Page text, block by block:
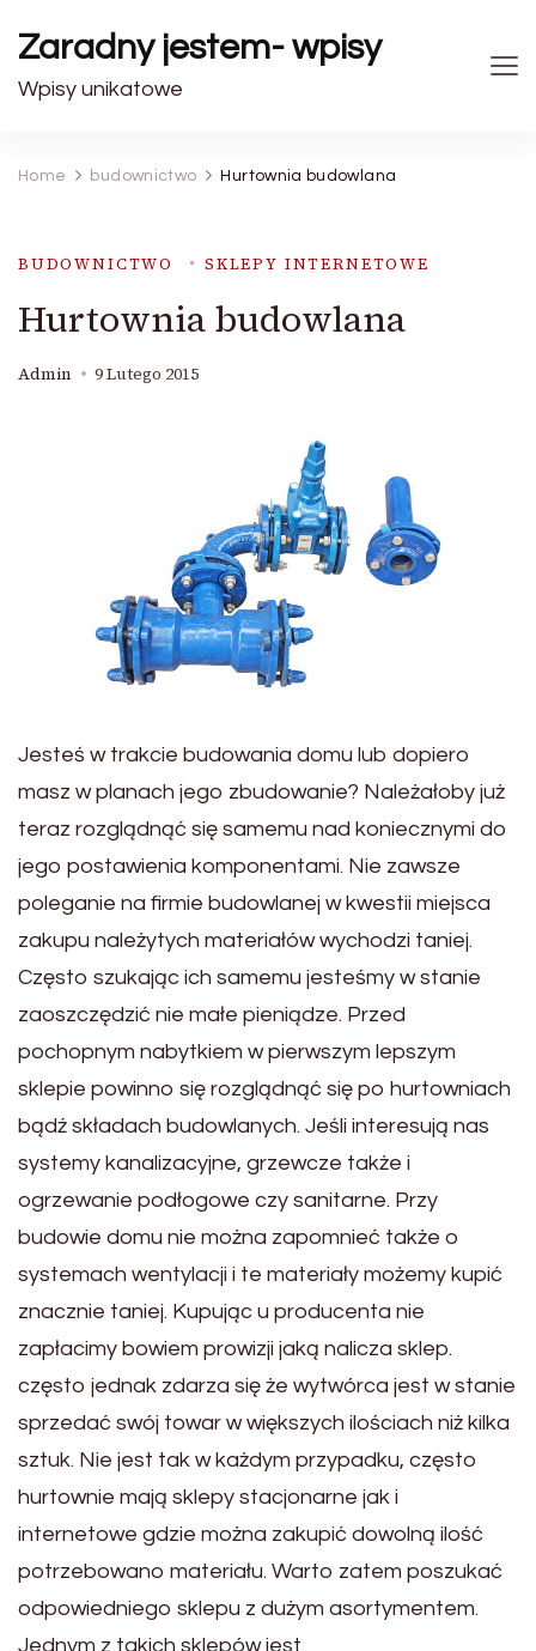
Zaradny jestem- wpisy
Wpisy unikatowe
Home budownictwo Hurtownia budowlana
BUDOWNICTWO SKLEPY INTERNETOWE
Hurtownia budowlana
Admin 9 Lutego 2015
Jesteś w trakcie budowania domu lub dopiero
masz w planach jego zbudowanie? Należałoby już
teraz rozglądnąć się samemu nad koniecznymi do
jego postawienia komponentami. Nie zawsze
poleganie na firmie budowlanej w kwestii miejsca
zakupu należytych materiałów wychodzi taniej.
Często szukając ich samemu jesteśmy w stanie
zaoszczędzić nie małe pieniądze. Przed
pochopnym nabytkiem w pierwszym lepszym
sklepie powinno się rozglądnąć się po hurtowniach
bądź składach budowlanych. Jeśli interesują nas
systemy kanalizacyjne, grzewcze także i
ogrzewanie podłogowe czy sanitarne. Przy
budowie domu nie można zapomnieć także o
systemach wentylacji i te materiały możemy kupić
znacznie taniej. Kupując u producenta nie
zapłacimy bowiem prowizji jaką nalicza sklep.
często jednak zdarza się że wytwórca jest w stanie
sprzedać swój towar w większych ilościach niż kilka
sztuk. Nie jest tak w każdym przypadku, często
hurtownie mają sklepy stacjonarne jak i
internetowe gdzie można zakupić dowolną ilość
potrzebowano materiału. Warto zatem poszukać
odpowiedniego sklepu z dużym asortymentem.
Jednym z takich sklepów jest